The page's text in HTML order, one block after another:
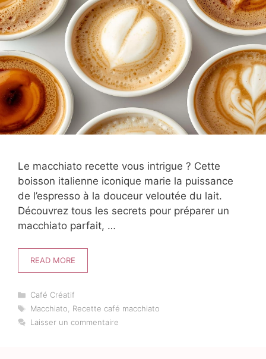
Le macchiato recette vous intrigue ? Cette
boisson italienne iconique marie la puissance
de l’espresso à la douceur veloutée du lait.
Découvrez tous les secrets pour préparer un
macchiato parfait, …
READ MORE
Catégories
Café Créatif
Étiquettes
Macchiato
Recette café macchiato
Laisser un commentaire